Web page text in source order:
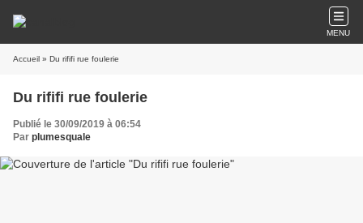
MENU
Accueil » Du rififi rue foulerie
Du rififi rue foulerie
Publié le 30/09/2019 à 06:54
Par plumesquale